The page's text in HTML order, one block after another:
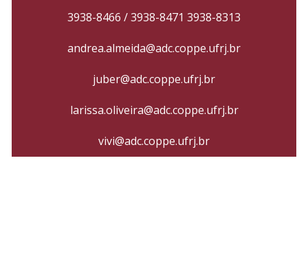
3938-8466 / 3938-8471 3938-8313
andrea.almeida@adc.coppe.ufrj.br
juber@adc.coppe.ufrj.br
larissa.oliveira@adc.coppe.ufrj.br
vivi@adc.coppe.ufrj.br